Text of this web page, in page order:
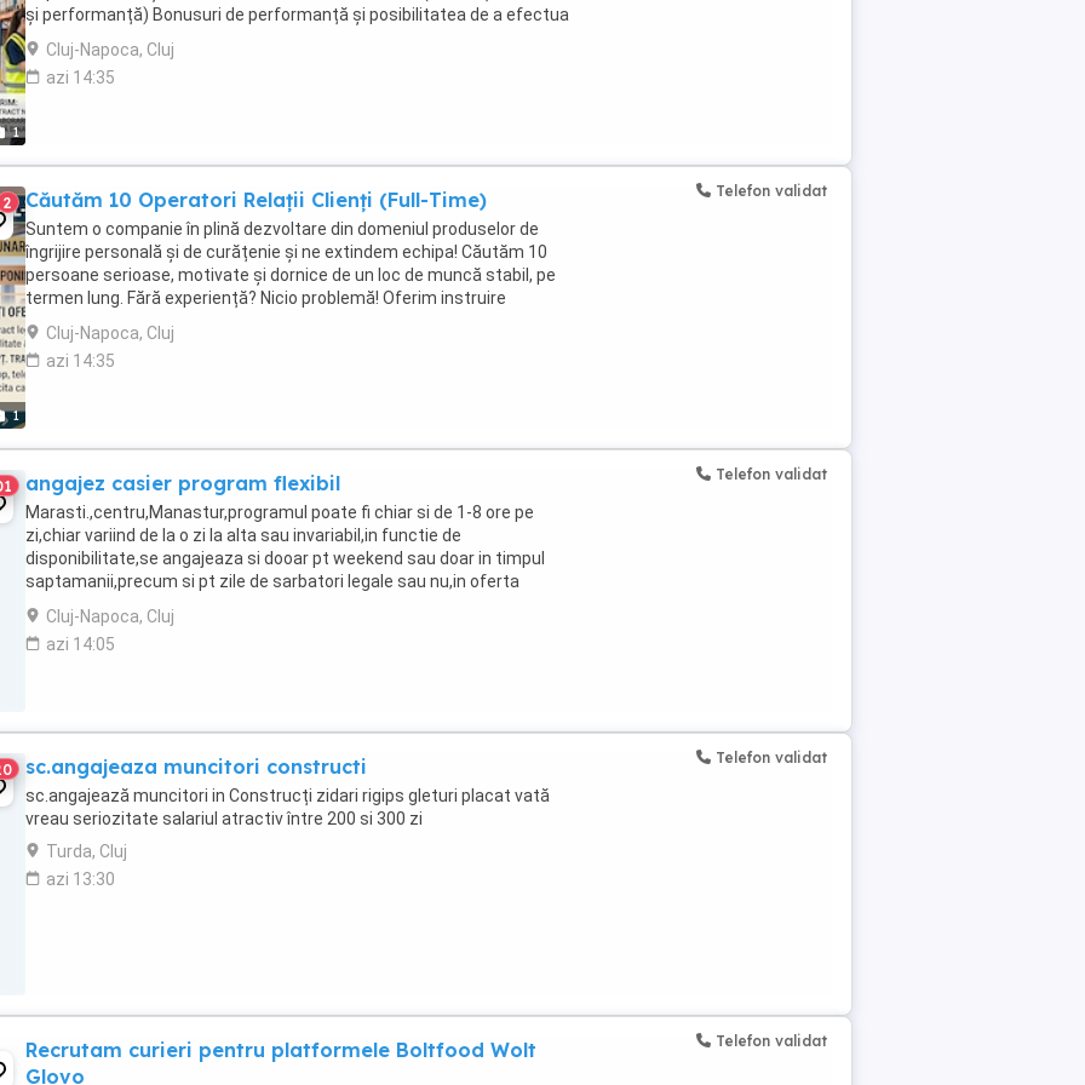
1
și performanță) Bonusuri de performanță și posibilitatea de a efectua
ore suplimentare plătite Plată ...
Cluj-Napoca, Cluj
azi 14:35
1
2 Căutăm 10 Operatori Relații Clienți (Full-Time)
Suntem o companie în plină dezvoltare din domeniul produselor de
îngrijire personală și de curățenie și ne extindem echipa! Căutăm 10
persoane serioase, motivate și dornice de un loc de muncă stabil, pe
termen lung. Fără experiență? Nicio problemă! Oferim instruire
completă de la zero. Ce vei face ...
Cluj-Napoca, Cluj
azi 14:35
Telefon validat
angajez casier program flexibil
Marasti.,centru,Manastur,programul poate fi chiar si de 1-8 ore pe
zi,chiar variind de la o zi la alta sau invariabil,in functie de
disponibilitate,se angajeaza si dooar pt weekend sau doar in timpul
saptamanii,precum si pt zile de sarbatori legale sau nu,in oferta
financiara tinandu se cont de aceste ...
Cluj-Napoca, Cluj
azi 14:05
Telefon validat
sc.angajeaza muncitori constructi
sc.angajează muncitori in Construcți zidari rigips gleturi placat vată
vreau seriozitate salariul atractiv între 200 si 300 zi
Turda, Cluj
azi 13:30
Telefon validat
Recrutam curieri pentru platformele Boltfood Wolt
Glovo
Telefon validat